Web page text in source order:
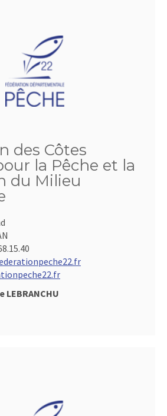
des Côtes
la Pêche et la
du Milieu
LEBRANCHU